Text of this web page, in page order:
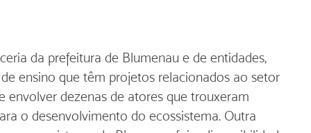
da prefeitura de Blumenau e de entidades,
ensino que têm projetos relacionados ao setor
envolver dezenas de atores que trouxeram
o desenvolvimento do ecossistema. Outra